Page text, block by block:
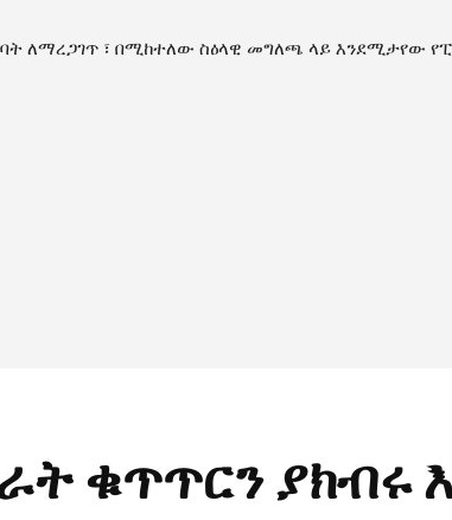
ለማረጋገጥ ፣ በሚከተለው ስዕላዊ መግለጫ ላይ እንደሚታየው
ቁጥጥርን ያክብሩ